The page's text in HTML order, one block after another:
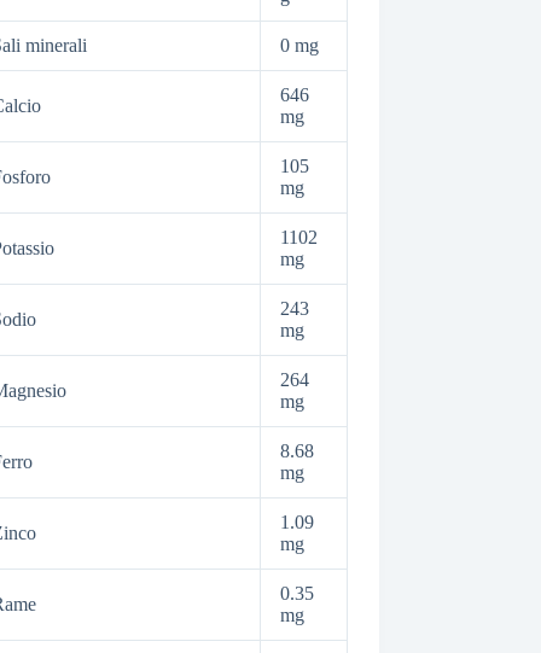
minerali 0 mg
646
mg
105
mg
1102
mg
243
mg
264
mg
8.68
mg
1.09
mg
0.35
mg